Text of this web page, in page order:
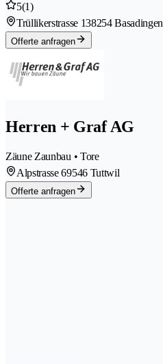
5(1)
Trüllikerstrasse 138254 Basadingen
Offerte anfragen
Herren + Graf AG
Zäune Zaunbau • Tore
Alpstrasse 69546 Tuttwil
Offerte anfragen